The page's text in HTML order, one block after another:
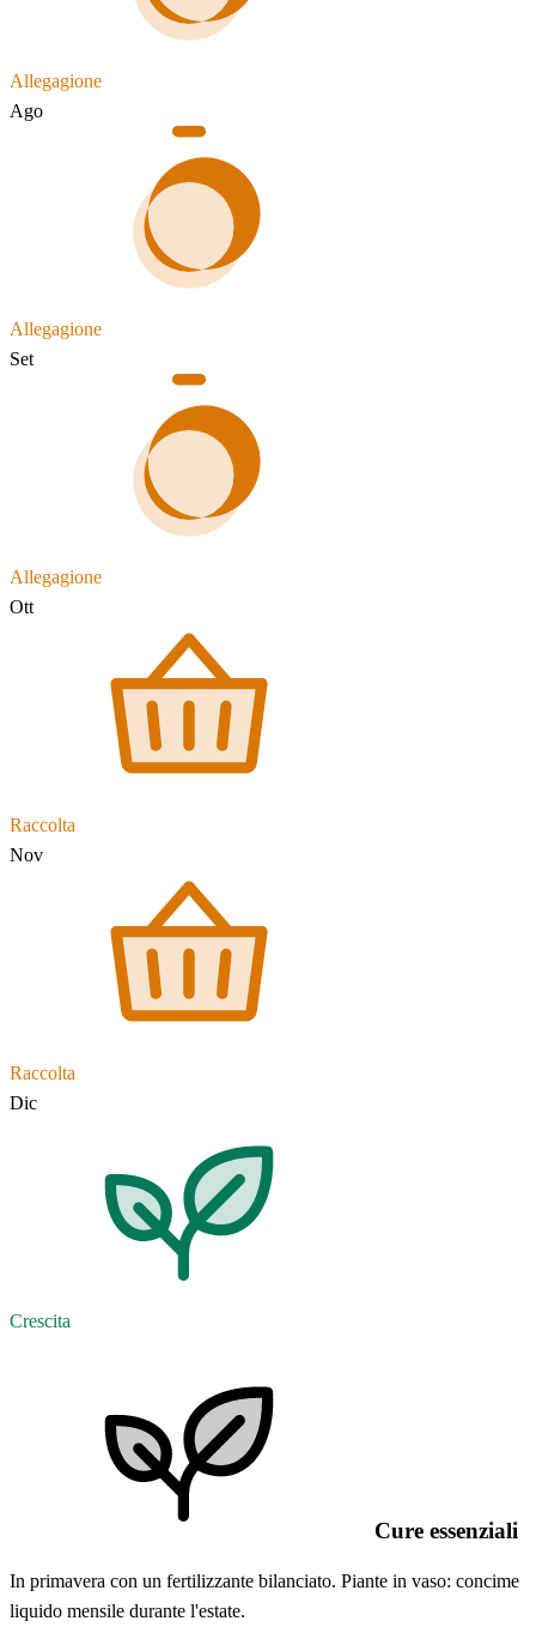
Allegagione
Ago
Allegagione
Set
Allegagione
Ott
Raccolta
Nov
Raccolta
Dic
Crescita
Cure essenziali
In primavera con un fertilizzante bilanciato. Piante in vaso: concime
liquido mensile durante l'estate.